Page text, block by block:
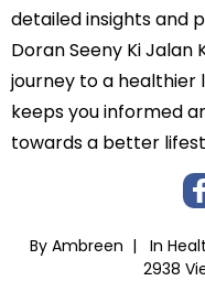
detailed insights and
Doran Seeny Ki Jalan
journey to a
keeps you informed
towards a better
By Ambreen | In
2938